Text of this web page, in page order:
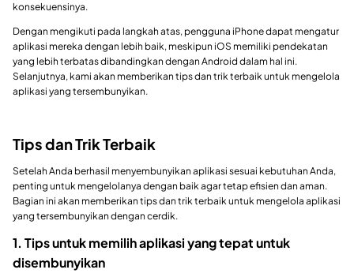
konsekuensinya.
Dengan mengikuti pada langkah atas, pengguna iPhone dapat mengatur
aplikasi mereka dengan lebih baik, meskipun iOS memiliki pendekatan
yang lebih terbatas dibandingkan dengan Android dalam hal ini.
Selanjutnya, kami akan memberikan tips dan trik terbaik untuk mengelola
aplikasi yang tersembunyikan.
Tips dan Trik Terbaik
Setelah Anda berhasil menyembunyikan aplikasi sesuai kebutuhan Anda,
penting untuk mengelolanya dengan baik agar tetap efisien dan aman.
Bagian ini akan memberikan tips dan trik terbaik untuk mengelola aplikasi
yang tersembunyikan dengan cerdik.
1. Tips untuk memilih aplikasi yang tepat untuk
disembunyikan